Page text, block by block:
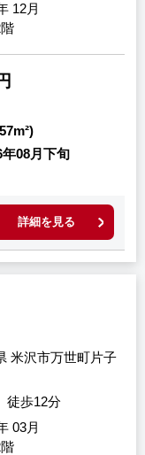
12月
年08月下旬
詳細を見る
米沢市万世町片子
03月
徒歩12分